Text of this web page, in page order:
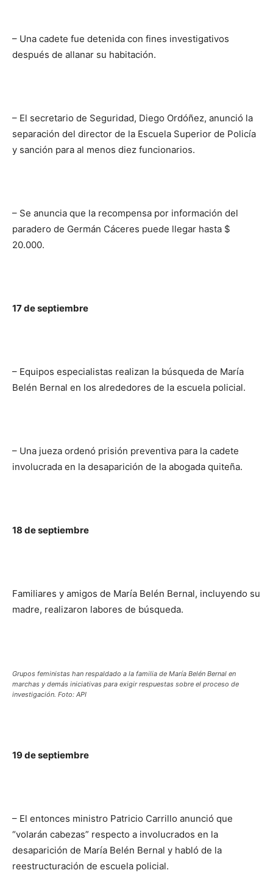
– Una cadete fue detenida con fines investigativos
después de allanar su habitación.
– El secretario de Seguridad, Diego Ordóñez, anunció la
separación del director de la Escuela Superior de Policía
y sanción para al menos diez funcionarios.
– Se anuncia que la recompensa por información del
paradero de Germán Cáceres puede llegar hasta $
20.000.
17 de septiembre
– Equipos especialistas realizan la búsqueda de María
Belén Bernal en los alrededores de la escuela policial.
– Una jueza ordenó prisión preventiva para la cadete
involucrada en la desaparición de la abogada quiteña.
18 de septiembre
Familiares y amigos de María Belén Bernal, incluyendo su
madre, realizaron labores de búsqueda.
Grupos feministas han respaldado a la familia de María Belén Bernal en
marchas y demás iniciativas para exigir respuestas sobre el proceso de
investigación. Foto: API
19 de septiembre
– El entonces ministro Patricio Carrillo anunció que
“volarán cabezas” respecto a involucrados en la
desaparición de María Belén Bernal y habló de la
reestructuración de escuela policial.